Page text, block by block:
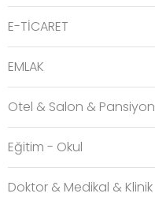
E-TİCARET
EMLAK
Otel & Salon & Pansiyon
Eğitim - Okul
Doktor & Medikal & Klinik